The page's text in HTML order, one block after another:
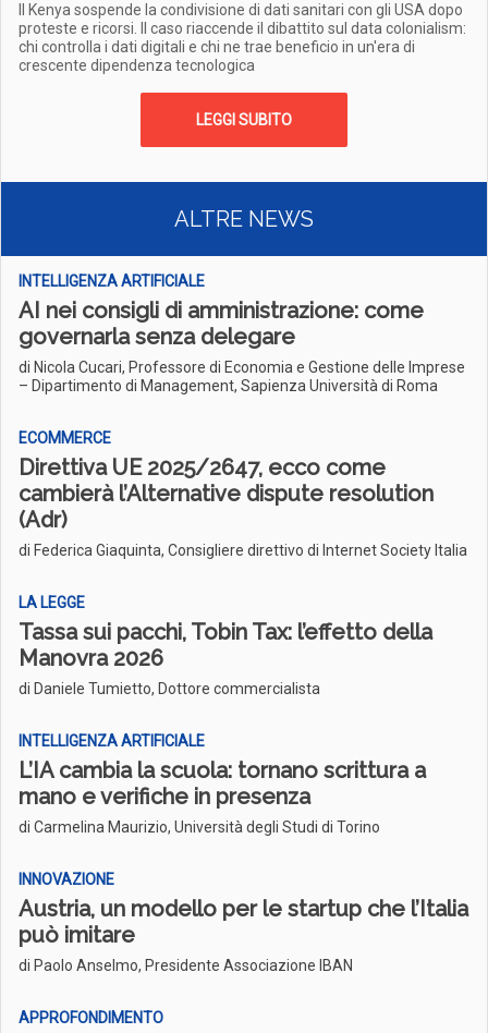
Il Kenya sospende la condivisione di dati sanitari con gli USA dopo
proteste e ricorsi. Il caso riaccende il dibattito sul data colonialism:
chi controlla i dati digitali e chi ne trae beneficio in un'era di
crescente dipendenza tecnologica
LEGGI SUBITO
ALTRE NEWS
INTELLIGENZA ARTIFICIALE
AI nei consigli di amministrazione: come
governarla senza delegare
di Nicola Cucari, Professore di Economia e Gestione delle Imprese
– Dipartimento di Management, Sapienza Università di Roma
ECOMMERCE
Direttiva UE 2025/2647, ecco come
cambierà l’Alternative dispute resolution
(Adr)
di Federica Giaquinta, Consigliere direttivo di Internet Society Italia
LA LEGGE
Tassa sui pacchi, Tobin Tax: l’effetto della
Manovra 2026
di Daniele Tumietto, Dottore commercialista
INTELLIGENZA ARTIFICIALE
L’IA cambia la scuola: tornano scrittura a
mano e verifiche in presenza
di Carmelina Maurizio, Università degli Studi di Torino
INNOVAZIONE
Austria, un modello per le startup che l’Italia
può imitare
di Paolo Anselmo, Presidente Associazione IBAN
APPROFONDIMENTO